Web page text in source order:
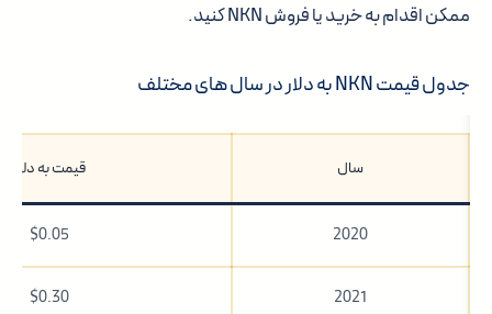
ممکن اقدام به خرید یا فروش NKN کنید.
جدول قیمت NKN به دلار در سال های مختلف
سال قیمت به دلار
2020
$0.05
2021
$0.30